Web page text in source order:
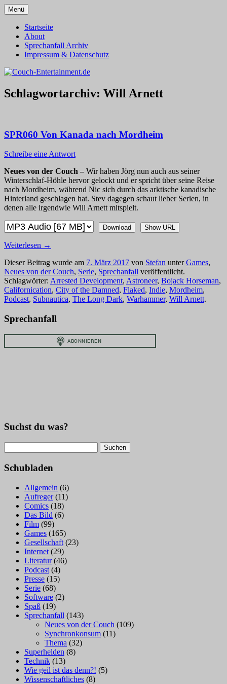
Zum
Inhalt
springen
Couch-Entertainment.de
Menü
Startseite
About
Sprechanfall Archiv
Impressum & Datenschutz
Schlagwortarchiv: Will Arnett
SPR060 Von Kanada nach Mordheim
Schreibe eine Antwort
Neues von der Couch – Wir haben Jörg nun auch aus seiner
Winterschlaf-Höhle hervor gelockt und er spricht über seine Reise
nach Mordheim, während Nic sich durch das arktische kanadische
Hinterland geschlagen hat. Stev dagegen schaut lieber Serien, in
denen alle irgendwie Will Arnett mitspielt.
Download Show URL
Weiterlesen →
Dieser Beitrag wurde am 7. März 2017 von Stefan unterGames,
Neues von der Couch, Serie, Sprechanfall veröffentlicht.
Schlagwörter: Arrested Development, Astroneer, Bojack Horseman,
Californication, City of the Damned, Flaked, Indie, Mordheim,
Podcast, Subnautica, The Long Dark, Warhammer, Will Arnett.
Sprechanfall
Suchst du was?
nach:
Schubladen
Allgemein (6)
Aufreger(11)
Comics (18)
Das Bild (6)
Film (99)
Games (165)
Gesellschaft (23)
Internet (29)
Literatur(46)
Podcast (4)
Presse (15)
Serie (68)
Software (2)
Spaß (19)
Sprechanfall (143)
Neues von der Couch (109)
Synchronkonsum (11)
Thema (32)
Superhelden (8)
Technik (13)
Wie geil ist das denn?! (5)
Wissenschaftliches (8)